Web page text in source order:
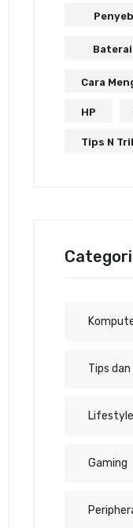
Cara
HP
Tips N
Tips dan
Lifestyle
Gaming